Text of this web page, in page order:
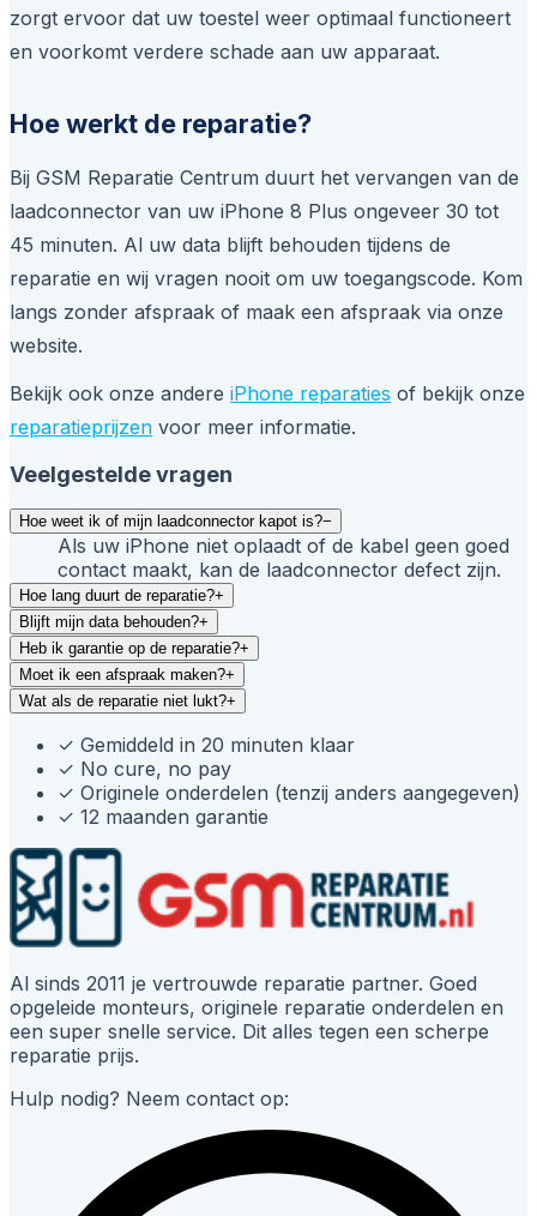
zorgt ervoor dat uw toestel weer optimaal functioneert
en voorkomt verdere schade aan uw apparaat.
Hoe werkt de reparatie?
Bij GSM Reparatie Centrum duurt het vervangen van de
laadconnector van uw iPhone 8 Plus ongeveer 30 tot
45 minuten. Al uw data blijft behouden tijdens de
reparatie en wij vragen nooit om uw toegangscode. Kom
langs zonder afspraak of maak een afspraak via onze
website.
Bekijk ook onze andere iPhone reparaties of bekijk onze
reparatieprijzen voor meer informatie.
Veelgestelde vragen
Hoe weet ik of mijn laadconnector kapot is?−
Als uw iPhone niet oplaadt of de kabel geen goed
contact maakt, kan de laadconnector defect zijn.
Hoe lang duurt de reparatie?+
Blijft mijn data behouden?+
Heb ik garantie op de reparatie?+
Moet ik een afspraak maken?+
Wat als de reparatie niet lukt?+
✓ Gemiddeld in 20 minuten klaar
✓ No cure, no pay
✓ Originele onderdelen (tenzij anders aangegeven)
✓ 12 maanden garantie
Al sinds 2011 je vertrouwde reparatie partner. Goed
opgeleide monteurs, originele reparatie onderdelen en
een super snelle service. Dit alles tegen een scherpe
reparatie prijs.
Hulp nodig? Neem contact op: